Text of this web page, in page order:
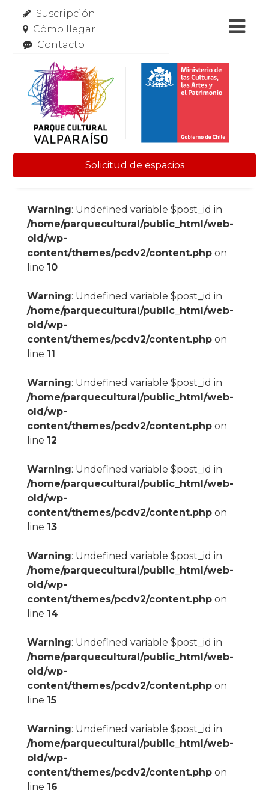
Suscripción
Cómo llegar
Contacto
Solicitud de espacios
Warning: Undefined variable $post_id in
/home/parquecultural/public_html/web-
old/wp-
content/themes/pcdv2/content.phpon
line 10
Warning: Undefined variable $post_id in
/home/parquecultural/public_html/web-
old/wp-
content/themes/pcdv2/content.phpon
line 11
Warning: Undefined variable $post_id in
/home/parquecultural/public_html/web-
old/wp-
content/themes/pcdv2/content.phpon
line 12
Warning: Undefined variable $post_id in
/home/parquecultural/public_html/web-
old/wp-
content/themes/pcdv2/content.phpon
line 13
Warning: Undefined variable $post_id in
/home/parquecultural/public_html/web-
old/wp-
content/themes/pcdv2/content.phpon
line 14
Warning: Undefined variable $post_id in
/home/parquecultural/public_html/web-
old/wp-
content/themes/pcdv2/content.phpon
line 15
Warning: Undefined variable $post_id in
/home/parquecultural/public_html/web-
old/wp-
content/themes/pcdv2/content.phpon
line 16